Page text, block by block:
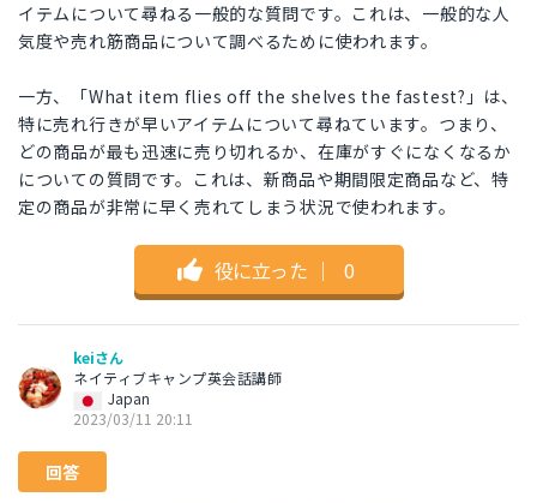
イテムについて尋ねる一般的な質問です。これは、一般的な人
気度や売れ筋商品について調べるために使われます。
一方、「What item flies off the shelves the fastest?」は、
特に売れ行きが早いアイテムについて尋ねています。つまり、
どの商品が最も迅速に売り切れるか、在庫がすぐになくなるか
についての質問です。これは、新商品や期間限定商品など、特
定の商品が非常に早く売れてしまう状況で使われます。
役に立った ｜ 0
keiさん
ネイティブキャンプ英会話講師
Japan
2023/03/11 20:11
回答